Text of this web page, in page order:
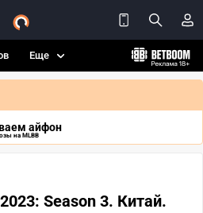
Еще
айфон
на MLBB
Season 3. Китай.